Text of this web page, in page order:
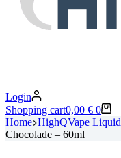
Login
Shopping cart0,00 € 0
Home HighQVape Liquid
Chocolade – 60ml